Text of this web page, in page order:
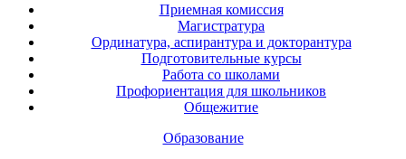
Приемная комиссия
Магистратура
Ординатура, аспирантура и докторантура
Подготовительные курсы
Работа со школами
Профориентация для школьников
Общежитие
Образование